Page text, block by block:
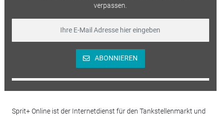
verpassen.
ABONNIEREN
Sprit+ Online ist der Internetdienst für den Tankstellenmarkt und